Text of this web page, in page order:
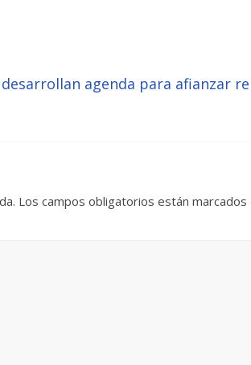
agenda para afianzar
Los campos obligatorios están marcados